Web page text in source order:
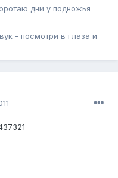
дни у подножья
- посмотри в глаза и